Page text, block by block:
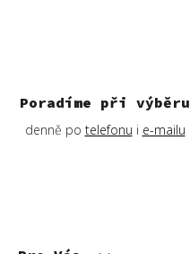
Poradíme při výběru
denně po telefonu i e-mailu